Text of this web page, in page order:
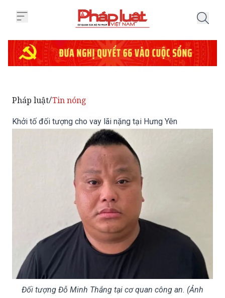
Pháp luật/Tin nóng
Khởi tố đối tượng cho vay lãi nặng tại Hưng Yên
Đối tượng Đỗ Minh Thắng tại cơ quan công an. (Ảnh